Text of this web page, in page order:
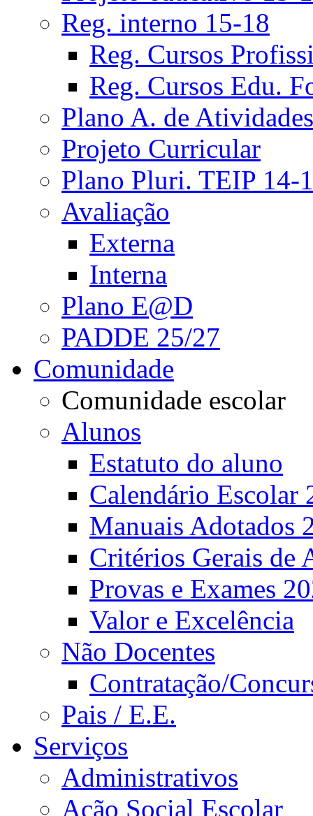
Reg. interno 15-18
Reg. Cursos
Reg. Cursos Edu.
Plano A. de Atividades
Projeto Curricular
Plano Pluri. TEIP 14-
Avaliação
Externa
Interna
Plano E@D
PADDE 25/27
Comunidade
Comunidade escolar
Alunos
Estatuto do aluno
Calendário Escolar
Manuais Adotados
Critérios Gerais de
Provas e Exames
Valor e Excelência
Não Docentes
Contratação/
Pais / E.E.
Serviços
Administrativos
Ação Social Escolar